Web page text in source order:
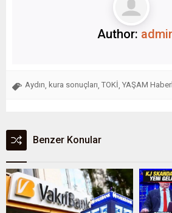
Author:
Aydın kura sonuçları TOKİ YAŞAM
Benzer Konular